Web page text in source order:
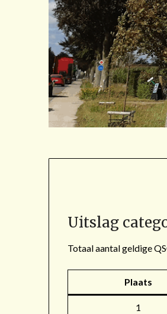
Uitslag
Totaal aantal geldige
Plaats
1